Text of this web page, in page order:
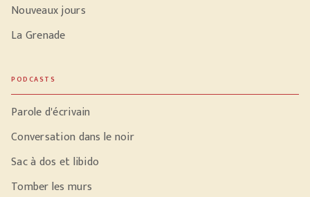
Nouveaux jours
La Grenade
PODCASTS
Parole d'écrivain
Conversation dans le noir
Sac à dos et libido
Tomber les murs